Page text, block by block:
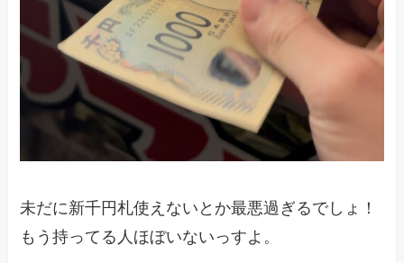
未だに新千円札使えないとか最悪過ぎるでしょ！
もう持ってる人ほぼいないっすよ。